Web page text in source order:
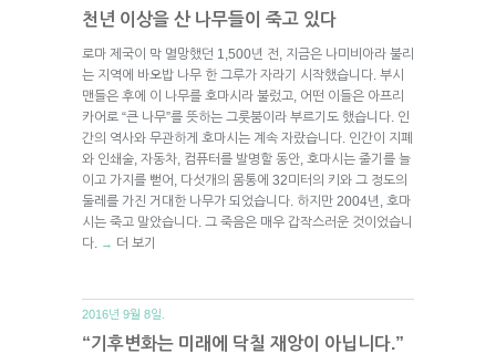
천년 이상을 산 나무들이 죽고 있다
로마 제국이 막 멸망했던 1,500년 전, 지금은 나미비아라 불리
는 지역에 바오밥 나무 한 그루가 자라기 시작했습니다. 부시
맨들은 후에 이 나무를 호마시라 불렀고, 어떤 이들은 아프리
카어로 “큰 나무”를 뜻하는 그룻붐이라 부르기도 했습니다. 인
간의 역사와 무관하게 호마시는 계속 자랐습니다. 인간이 지폐
와 인쇄술, 자동차, 컴퓨터를 발명할 동안, 호마시는 줄기를 늘
이고 가지를 뻗어, 다섯개의 몸통에 32미터의 키와 그 정도의
둘레를 가진 거대한 나무가 되었습니다. 하지만 2004년, 호마
시는 죽고 말았습니다. 그 죽음은 매우 갑작스러운 것이었습니
다.
→ 더 보기
2016년 9월 8일.
“기후변화는 미래에 닥칠 재앙이 아닙니다.”